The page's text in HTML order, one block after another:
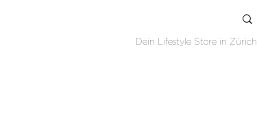
Dein Lifestyle Store in Zürich